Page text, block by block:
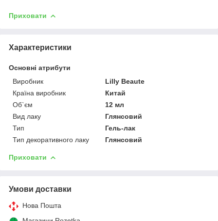
Приховати
Характеристики
Основні атрибути
Виробник
Lilly Beaute
Країна виробник
Китай
Об`єм
12 мл
Вид лаку
Глянсовий
Тип
Гель-лак
Тип декоративного лаку
Глянсовий
Приховати
Умови доставки
Нова Пошта